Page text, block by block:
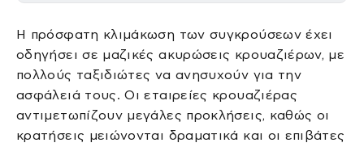
Η πρόσφατη κλιμάκωση των συγκρούσεων έχει
οδηγήσει σε μαζικές ακυρώσεις κρουαζιέρων, με
πολλούς ταξιδιώτες να ανησυχούν για την
ασφάλειά τους. Οι εταιρείες κρουαζιέρας
αντιμετωπίζουν μεγάλες προκλήσεις, καθώς οι
κρατήσεις μειώνονται δραματικά και οι επιβάτες